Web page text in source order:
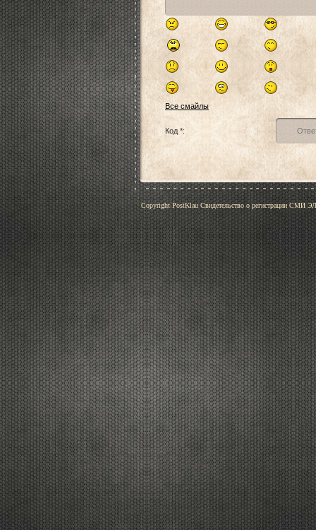
Все смайлы
Код *:
Copyright PostKlau Свидетельство о регистрации СМИ